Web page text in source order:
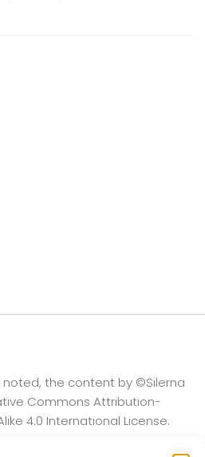
noted, the content by ©Silerna
Commons Attribution-
4.0 International License.